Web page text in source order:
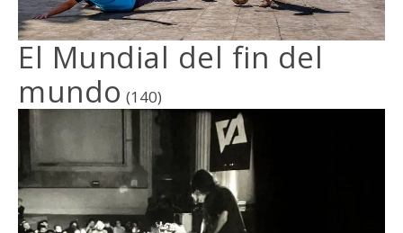
El Mundial del fin del
mundo (140)